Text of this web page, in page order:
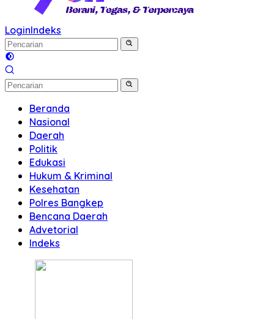
LoginIndeks
Beranda
Nasional
Daerah
Politik
Edukasi
Hukum & Kriminal
Kesehatan
Polres Bangkep
Bencana Daerah
Advetorial
Indeks